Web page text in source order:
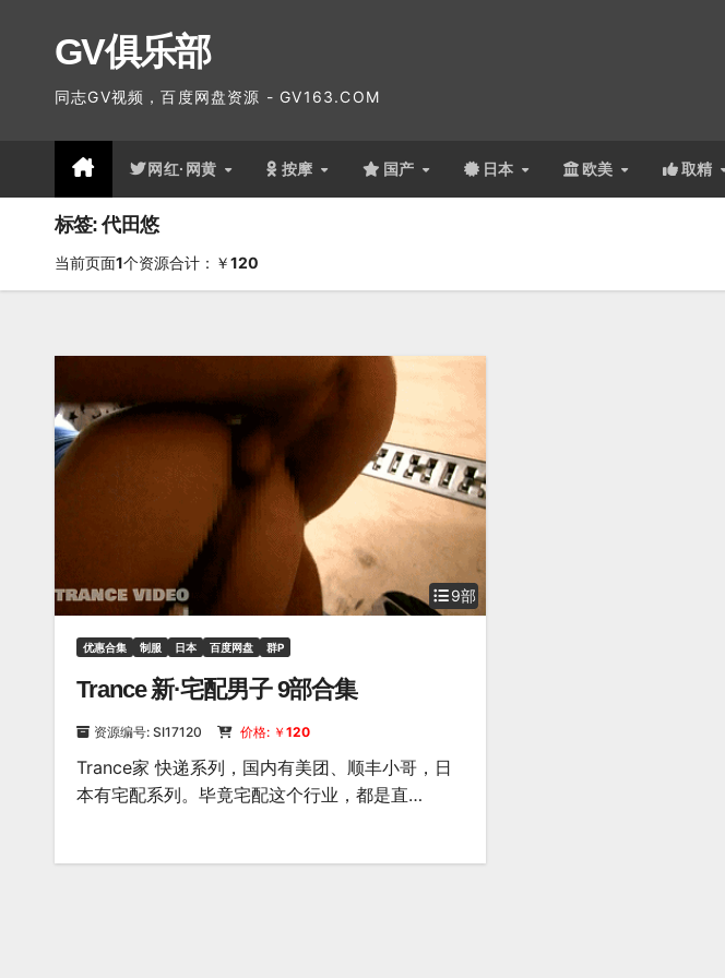
GV俱乐部
同志GV视频，百度网盘资源 - GV163.COM
网红·网黄 按摩 国产 日本 欧美 取精
标签: 代田悠
当前页面1个资源合计：￥120
9部
优惠合集 制服 日本 百度网盘 群P
Trance 新·宅配男子 9部合集
资源编号: SI17120 价格: ￥ 120
Trance家 快递系列，国内有美团、顺丰小哥，日
本有宅配系列。毕竟宅配这个行业，都是直…